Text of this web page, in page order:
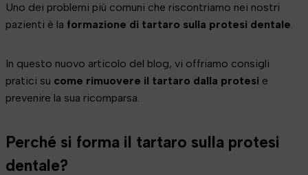
Uno dei problemi più comuni che riscontriamo nei nostri
pazienti è la formazione di tartaro sulla protesi dentale.
In questo nuovo articolo del blog, vi offriamo consigli
pratici su come rimuovere il tartaro dalla protesi e
prevenire la sua ricomparsa.
Perché si forma il tartaro sulla protesi
dentale?